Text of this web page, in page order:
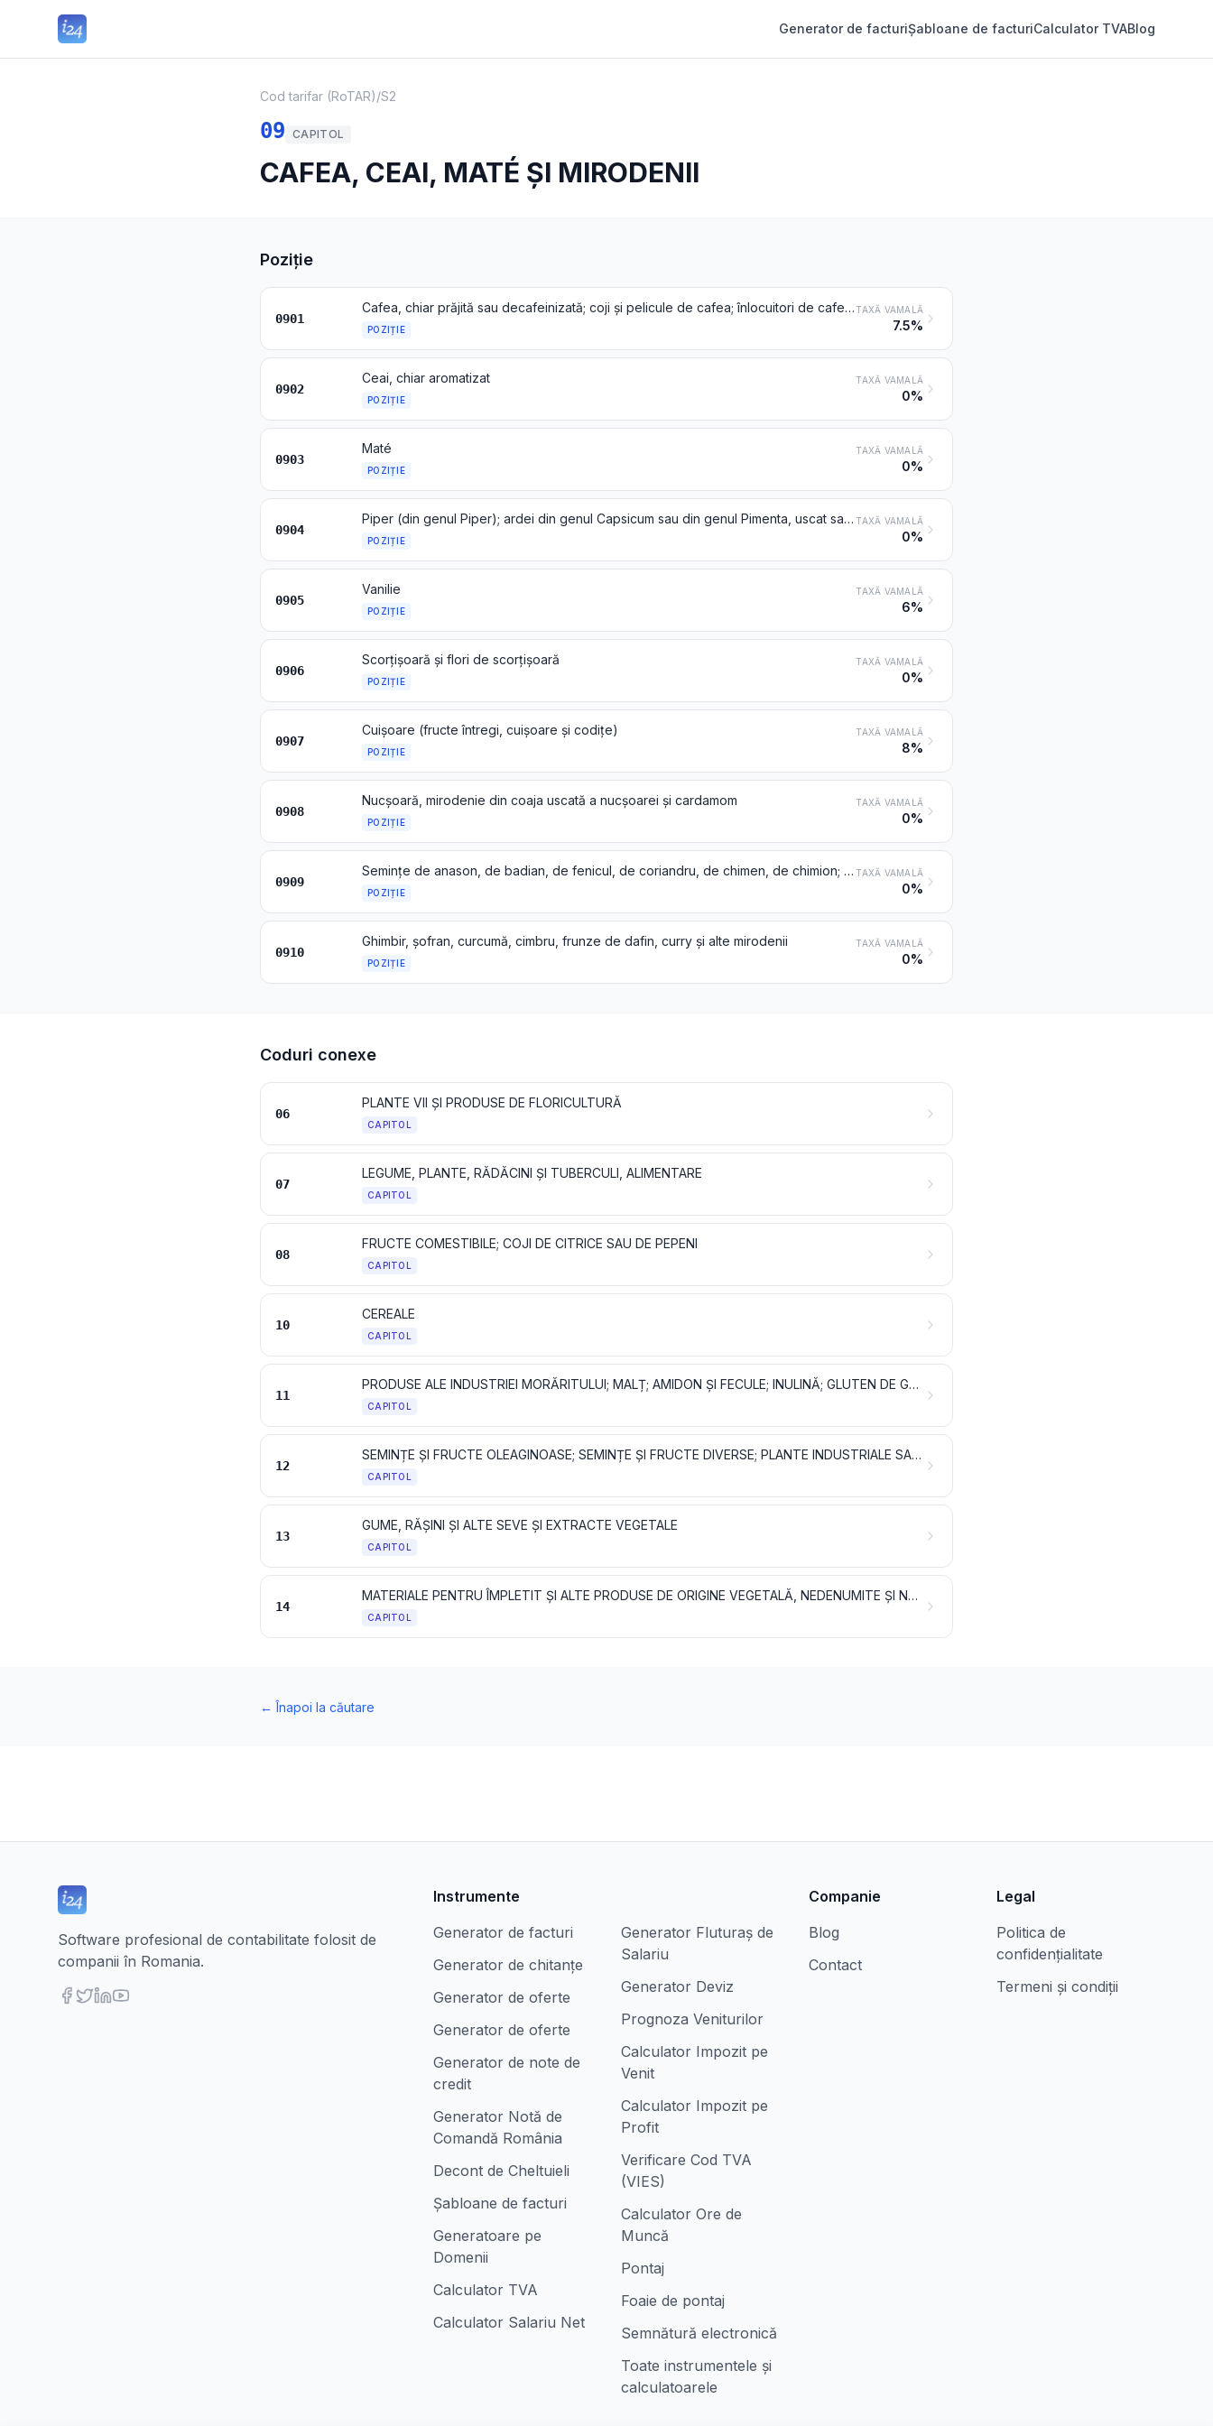
Generator de facturiȘabloane de facturiCalculator TVABlog
Cod tarifar (RoTAR)/S2
09 CAPITOL
CAFEA, CEAI, MATÉ ȘI MIRODENII
Poziție
0901
Cafea, chiar prăjită sau decafeinizată; coji și pelicule de cafea; înlocuitori de cafea care conțin cafea, indiferent de proporțiile amestecului
POZIȚIE
TAXĂ VAMALĂ
7.5%
0902
Ceai, chiar aromatizat
POZIȚIE
TAXĂ VAMALĂ
0%
0903
Maté
POZIȚIE
TAXĂ VAMALĂ
0%
0904
Piper (din genul Piper); ardei din genul Capsicum sau din genul Pimenta, uscat sau sfărâmat sau măcinat
POZIȚIE
TAXĂ VAMALĂ
0%
0905
Vanilie
POZIȚIE
TAXĂ VAMALĂ
6%
0906
Scorțișoară și flori de scorțișoară
POZIȚIE
TAXĂ VAMALĂ
0%
0907
Cuișoare (fructe întregi, cuișoare și codițe)
POZIȚIE
TAXĂ VAMALĂ
8%
0908
Nucșoară, mirodenie din coaja uscată a nucșoarei și cardamom
POZIȚIE
TAXĂ VAMALĂ
0%
0909
Semințe de anason, de badian, de fenicul, de coriandru, de chimen, de chimion; bace de ienupăr
POZIȚIE
TAXĂ VAMALĂ
0%
0910
Ghimbir, șofran, curcumă, cimbru, frunze de dafin, curry și alte mirodenii
POZIȚIE
TAXĂ VAMALĂ
0%
Coduri conexe
06
PLANTE VII ȘI PRODUSE DE FLORICULTURĂ
CAPITOL
07
LEGUME, PLANTE, RĂDĂCINI ȘI TUBERCULI, ALIMENTARE
CAPITOL
08
FRUCTE COMESTIBILE; COJI DE CITRICE SAU DE PEPENI
CAPITOL
10
CEREALE
CAPITOL
11
PRODUSE ALE INDUSTRIEI MORĂRITULUI; MALȚ; AMIDON ȘI FECULE; INULINĂ; GLUTEN DE GRÂU
CAPITOL
12
SEMINȚE ȘI FRUCTE OLEAGINOASE; SEMINȚE ȘI FRUCTE DIVERSE; PLANTE INDUSTRIALE SAU MEDICINALE; PAIE ȘI FURAJE
CAPITOL
13
GUME, RĂȘINI ȘI ALTE SEVE ȘI EXTRACTE VEGETALE
CAPITOL
14
MATERIALE PENTRU ÎMPLETIT ȘI ALTE PRODUSE DE ORIGINE VEGETALĂ, NEDENUMITE ȘI NECUPRINSE ÎN ALTĂ PARTE
CAPITOL
←Înapoi la căutare
Software profesional de contabilitate folosit de
companii în Romania.
Instrumente
Generator de facturi
Generator de chitanțe
Generator de oferte
Generator de oferte
Generator de note de
credit
Generator Notă de
Comandă România
Decont de Cheltuieli
Șabloane de facturi
Generatoare pe
Domenii
Calculator TVA
Calculator Salariu Net
Generator Fluturaș de
Salariu
Generator Deviz
Prognoza Veniturilor
Calculator Impozit pe
Venit
Calculator Impozit pe
Profit
Verificare Cod TVA
(VIES)
Calculator Ore de
Muncă
Pontaj
Foaie de pontaj
Semnătură electronică
Toate instrumentele și
calculatoarele
Companie
Blog
Contact
Legal
Politica de
confidențialitate
Termeni și condiții